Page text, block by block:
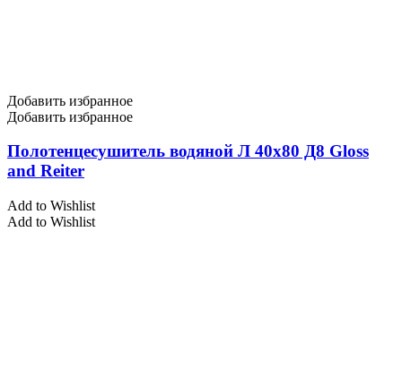
Добавить избранное
Добавить избранное
Полотенцесушитель водяной Л 40х80 Д8 Gloss
and Reiter
Add to Wishlist
Add to Wishlist